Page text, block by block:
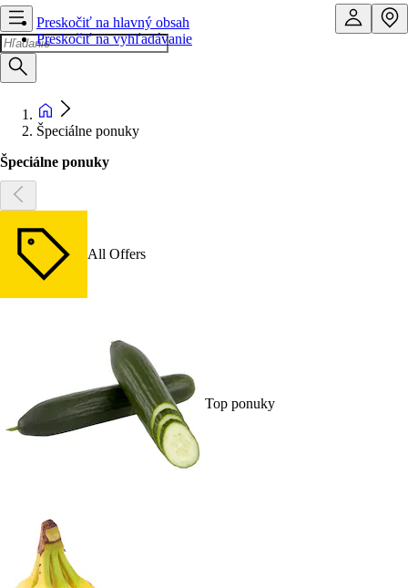
Preskočiť na hlavný obsah
Preskočiť na vyhľadávanie
Špeciálne ponuky
Špeciálne ponuky
All Offers
Top ponuky